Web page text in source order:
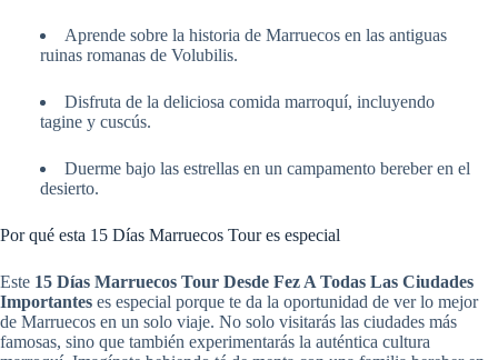
Aprende sobre la historia de Marruecos en las antiguas
ruinas romanas de Volubilis.
Disfruta de la deliciosa comida marroquí, incluyendo
tagine y cuscús.
Duerme bajo las estrellas en un campamento bereber en el
desierto.
Por qué esta 15 Días Marruecos Tour es especial
Este 15 Días Marruecos Tour Desde Fez A Todas Las Ciudades
Importantes es especial porque te da la oportunidad de ver lo mejor
de Marruecos en un solo viaje. No solo visitarás las ciudades más
famosas, sino que también experimentarás la auténtica cultura